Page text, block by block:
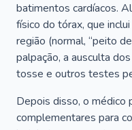
batimentos cardíacos.
físico do tórax, que
região (normal, “peito
palpação, a ausculta
tosse e outros testes
Depois disso, o médico
complementares para